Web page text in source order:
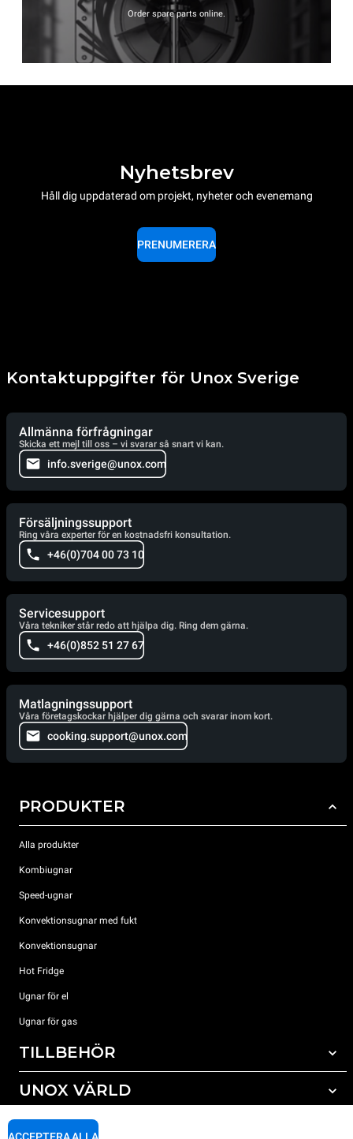
Order spare parts online.
Nyhetsbrev
Håll dig uppdaterad om projekt, nyheter och evenemang
PRENUMERERA
Kontaktuppgifter för Unox Sverige
Allmänna förfrågningar
Skicka ett mejl till oss – vi svarar så snart vi kan.
info.sverige@unox.com
Försäljningssupport
Ring våra experter för en kostnadsfri konsultation.
+46(0)704 00 73 10
Servicesupport
Våra tekniker står redo att hjälpa dig. Ring dem gärna.
+46(0)852 51 27 67
Matlagningssupport
Våra företagskockar hjälper dig gärna och svarar inom kort.
cooking.support@unox.com
PRODUKTER
Alla produkter
Kombiugnar
Speed-ugnar
Konvektionsugnar med fukt
Konvektionsugnar
Hot Fridge
Ugnar för el
Ugnar för gas
TILLBEHÖR
Alla tillbehör
UNOX VÄRLD
Våra kontor runt om i världen
SUPPORT